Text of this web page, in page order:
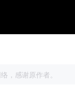
，感谢原作者。